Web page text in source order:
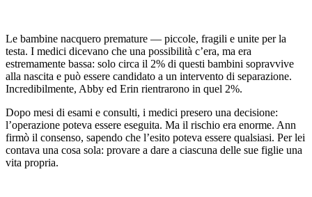
Le bambine nacquero premature — piccole, fragili e unite per la
testa. I medici dicevano che una possibilità c’era, ma era
estremamente bassa: solo circa il 2% di questi bambini sopravvive
alla nascita e può essere candidato a un intervento di separazione.
Incredibilmente, Abby ed Erin rientrarono in quel 2%.
Dopo mesi di esami e consulti, i medici presero una decisione:
l’operazione poteva essere eseguita. Ma il rischio era enorme. Ann
firmò il consenso, sapendo che l’esito poteva essere qualsiasi. Per lei
contava una cosa sola: provare a dare a ciascuna delle sue figlie una
vita propria.